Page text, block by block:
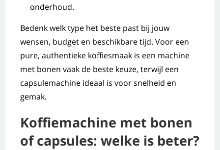
onderhoud.
Bedenk welk type het beste past bij jouw
wensen, budget en beschikbare tijd. Voor een
pure, authentieke koffiesmaak is een machine
met bonen vaak de beste keuze, terwijl een
capsulemachine ideaal is voor snelheid en
gemak.
Koffiemachine met bonen
of capsules: welke is beter?